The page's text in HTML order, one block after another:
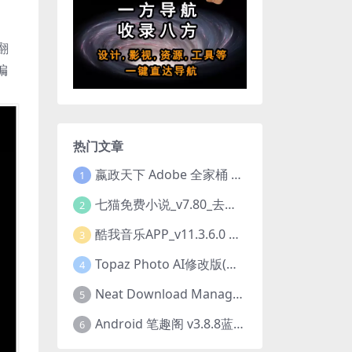
热门文章
1 嬴政天下 Adobe 全家桶 2020.2021.2022.2023.2024.2025大师版（2025年08月版 ）
2 七猫免费小说_v7.80_去除广告解锁VIP会员版
3 酷我音乐APP_v11.3.6.0 去广告修改豪华VIP版
4 Topaz Photo AI修改版(图片降噪软件) v4.0.3
5 Neat Download Manager 1.4.10中文版NDM下载器简称NDM
6 Android 笔趣阁 v3.8.8蓝色/1.0.6 /2.7.7去广告完美版